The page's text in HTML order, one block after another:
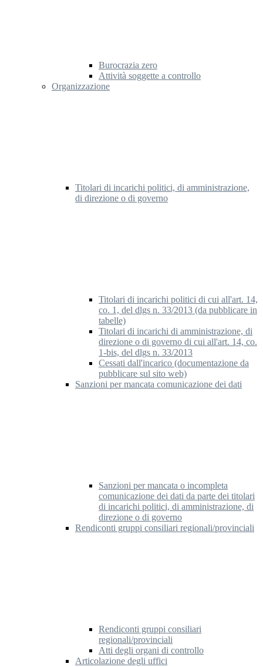
Burocrazia zero
Attività soggette a controllo
Organizzazione
Titolari di incarichi politici, di amministrazione,
di direzione o di governo
Titolari di incarichi politici di cui all'art. 14,
co. 1, del dlgs n. 33/2013 (da pubblicare in
tabelle)
Titolari di incarichi di amministrazione, di
direzione o di governo di cui all'art. 14, co.
1-bis, del dlgs n. 33/2013
Cessati dall'incarico (documentazione da
pubblicare sul sito web)
Sanzioni per mancata comunicazione dei dati
Sanzioni per mancata o incompleta
comunicazione dei dati da parte dei titolari
di incarichi politici, di amministrazione, di
direzione o di governo
Rendiconti gruppi consiliari regionali/provinciali
Rendiconti gruppi consiliari
regionali/provinciali
Atti degli organi di controllo
Articolazione degli uffici